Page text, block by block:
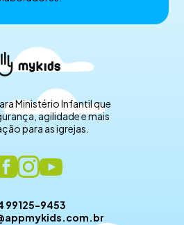
Ministério Infantil que
agilidade e mais
para as igrejas.
99125-9453